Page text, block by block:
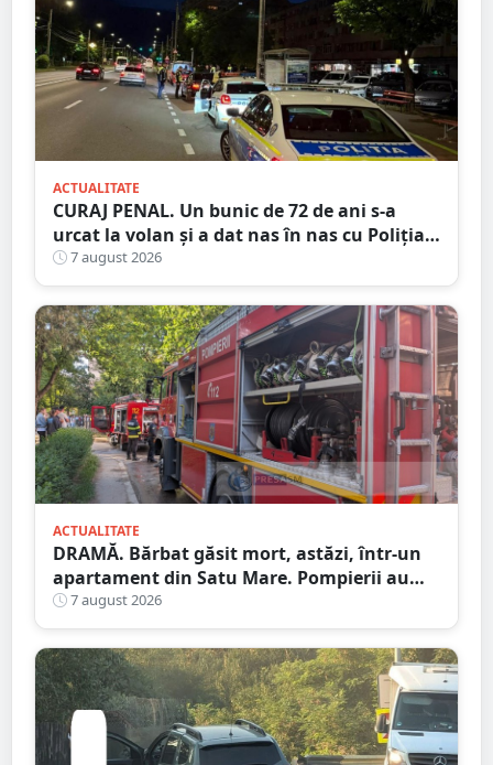
ACTUALITATE
CURAJ PENAL. Un bunic de 72 de ani s-a
urcat la volan și a dat nas în nas cu Poliția
Satu Mare
7 august 2026
ACTUALITATE
DRAMĂ. Bărbat găsit mort, astăzi, într-un
apartament din Satu Mare. Pompierii au
spart ușa
7 august 2026